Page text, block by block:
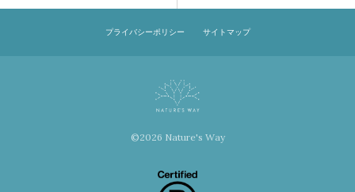
プライバシーポリシー サイトマップ
©2026 Nature's Way